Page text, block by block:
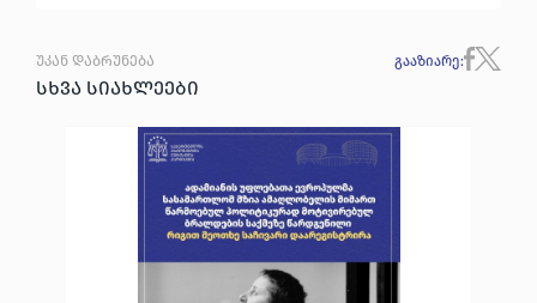
უკან დაბრუნება გააზიარე:
სხვა სიახლეები